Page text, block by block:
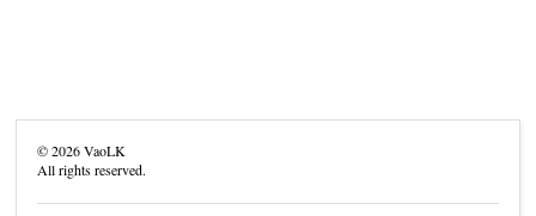
©2026VaoLK
All rights reserved.